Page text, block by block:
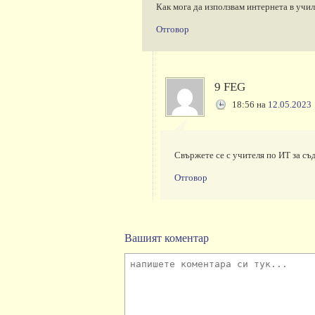
Как мога да използвам интернета в
Отговор
9 FEG
18:56 на 12.05.2023
Свържете се с учителя по ИТ за
Отговор
Вашият коментар